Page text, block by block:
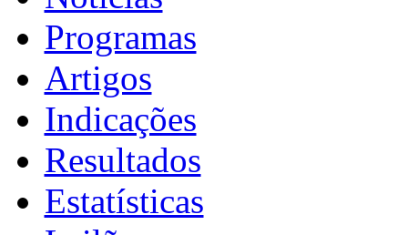
Programas
Artigos
Indicações
Resultados
Estatísticas